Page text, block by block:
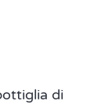
di